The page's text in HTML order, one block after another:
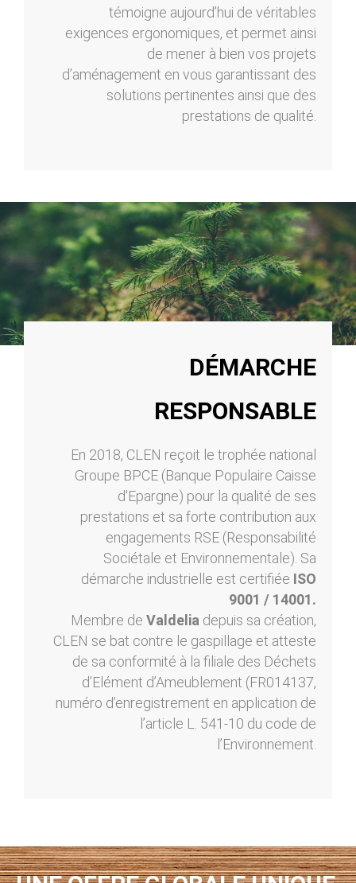
témoigne aujourd’hui de véritables
exigences ergonomiques, et permet ainsi
de mener à bien vos projets
d’aménagement en vous garantissant des
solutions pertinentes ainsi que des
prestations de qualité.
DÉMARCHE
RESPONSABLE
En 2018, CLEN reçoit le trophée national
Groupe BPCE (Banque Populaire Caisse
d'Epargne) pour la qualité de ses
prestations et sa forte contribution aux
engagements RSE (Responsabilité
Sociétale et Environnementale). Sa
démarche industrielle est certifiée ISO
9001 / 14001.
Membre de Valdelia depuis sa création,
CLEN se bat contre le gaspillage et atteste
de sa conformité à la filiale des Déchets
d’Elément d’Ameublement (FR014137,
numéro d’enregistrement en application de
l’article L. 541-10 du code de
l’Environnement.